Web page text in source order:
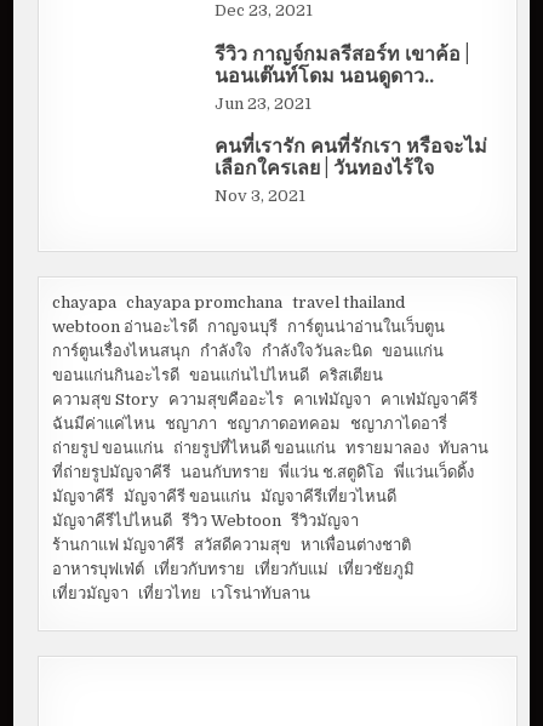
Dec 23, 2021
รีวิว กาญจ์กมลรีสอร์ท เขาค้อ |
นอนเต๊นท์โดม นอนดูดาว..
Jun 23, 2021
คนที่เรารัก คนที่รักเรา หรือจะไม่
เลือกใครเลย | วันทองไร้ใจ
Nov 3, 2021
chayapa chayapa promchana
travel thailand
webtoon อ่านอะไรดี กาญจนบุรี การ์ตูนน่าอ่านในเว็บตูน
การ์ตูนเรื่องไหนสนุก
กำลังใจ กำลังใจวันละนิด ขอนแก่น
ขอนแก่นกินอะไรดี ขอนแก่นไปไหนดี คริสเตียน
ความสุข Story ความสุขคืออะไร คาเฟ่มัญจา
คาเฟ่มัญจาคีรี
ฉันมีค่าแค่ไหน ชญาภา ชญาภาดอทคอม
ชญาภาไดอารี่
ถ่ายรูป ขอนแก่น ถ่ายรูปที่ไหนดี ขอนแก่น ทรายมาลอง ทับลาน
ที่ถ่ายรูปมัญจาคีรี นอนกับทราย พี่แว่น ช.สตูดิโอ
พี่แว่นเว็ดดิ้ง
มัญจาคีรี มัญจาคีรี ขอนแก่น มัญจาคีรีเที่ยวไหนดี
มัญจาคีรีไปไหนดี รีวิว Webtoon
รีวิวมัญจา
ร้านกาแฟ มัญจาคีรี สวัสดีความสุข
หาเพื่อนต่างชาติ
อาหารบุฟเฟ่ต์ เที่ยวกับทราย เที่ยวกับแม่
เที่ยวชัยภูมิ
เที่ยวมัญจา
เที่ยวไทย เวโรน่าทับลาน